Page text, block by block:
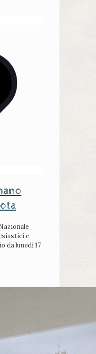
e
da lunedì 17